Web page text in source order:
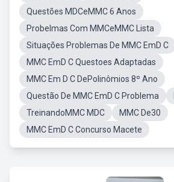
Questões MDCeMMC 6 Anos
Probelmas Com MMCeMMC Lista
Situações Problemas De MMC EmD C
MMC EmD C Questoes Adaptadas
MMC Em D C DePolinômios 8º Ano
Questão De MMC EmD C Problema
TreinandoMMC MDC
MMC De30
MMC EmD C Concurso Macete